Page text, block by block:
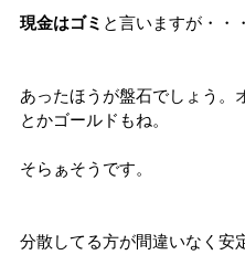
現金はゴミ と言いますが・・
あったほうが盤石でしょう。
とかゴールドもね。
そらぁそうです。
分散してる方が間違いなく安